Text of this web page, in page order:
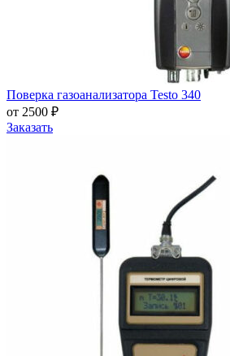
Поверка газоанализатора Testo 340
от 2500 ₽
Заказать